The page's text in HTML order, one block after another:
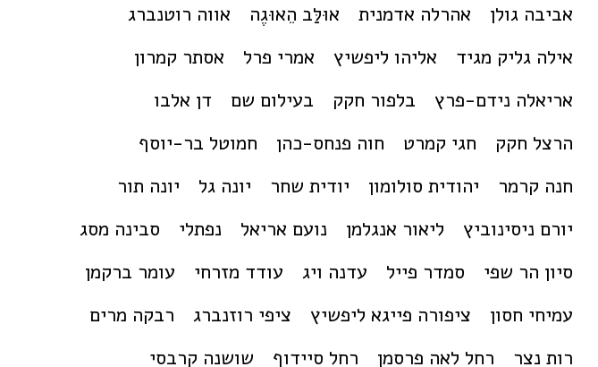
אביבה גולן
אהרלה אדמנית אוּלַּב הֵאוּגֶה
אווה רוטנברג
אילה גליק מגיד
אליהו ליפשיץ אמרי פרל
אסתר קמרון
אריאלה נידם-פרץ
בלפור חקק בעילום שם
דן אלבו
הרצל חקק
חגי קמרט חוה פנחס-כהן
חמוטל בר-יוסף
חנה קרמר
יהודית סולומון יודית שחר יונה גל
יונה תור
יורם ניסינוביץ
ליאור אנגלמן נועם אריאל נפתלי
סבינה מסג
סיון הר שפי
סמדר פייל עדנה ויג עודד מזרחי
עומר ברקמן
עמיחי חסון
ציפורה פייגא ליפשיץ ציפי רוזנברג
רבקה מרים
רות נצר
רחל לאה פרסמן רחל סיידוף שושנה קרבסי